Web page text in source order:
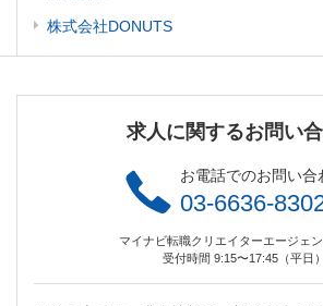
株式会社DONUTS
求人に関するお問い
お電話でのお問い合
03-6636-
マイナビ転職クリエイターエージェ
受付時間 9:15〜17:45（平日）